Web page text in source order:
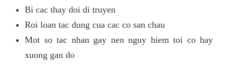
Bi cac thay doi di truyen
Roi loan tac dung cua cac co san chau
Mot so tac nhan gay nen nguy hiem toi co hay
xuong gan do